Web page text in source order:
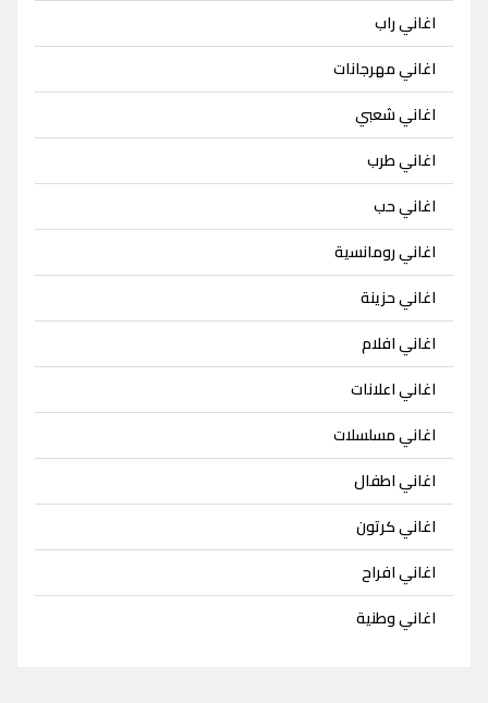
اغاني راب
اغاني مهرجانات
اغاني شعبي
اغاني طرب
اغاني حب
اغاني رومانسية
اغاني حزينة
اغاني افلام
اغاني اعلانات
اغاني مسلسلات
اغاني اطفال
اغاني كرتون
اغاني افراح
اغاني وطنية